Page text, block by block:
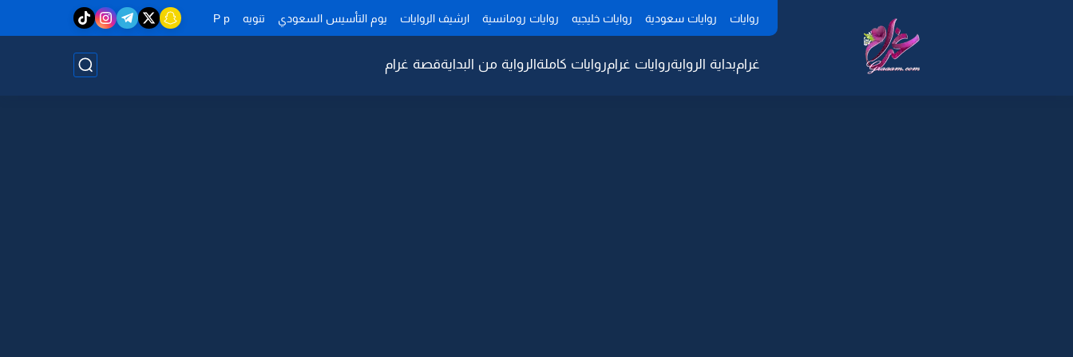
روايات روايات سعودية روايات خليجيه روايات رومانسية ارشيف الروايات يوم التأسيس السعودي تنويه P p
غرامبداية الروايةروايات غرامروايات كاملةالرواية من البدايةقصة غرام